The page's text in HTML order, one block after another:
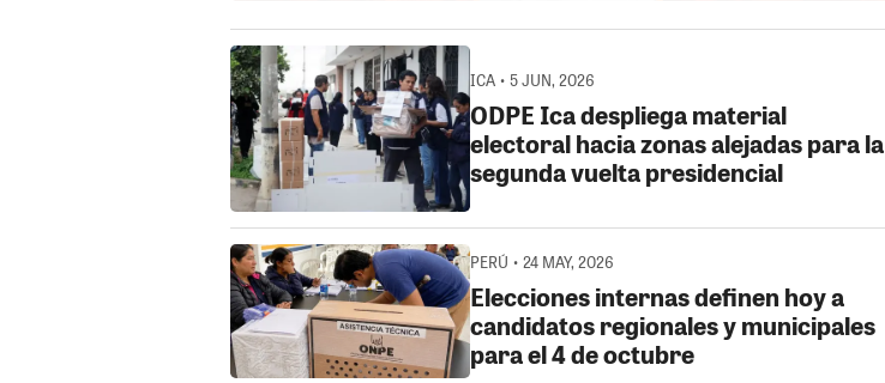
ICA • 5 JUN, 2026
ODPE Ica despliega material
electoral hacia zonas alejadas para la
segunda vuelta presidencial
PERÚ • 24 MAY, 2026
Elecciones internas definen hoy a
candidatos regionales y municipales
para el 4 de octubre